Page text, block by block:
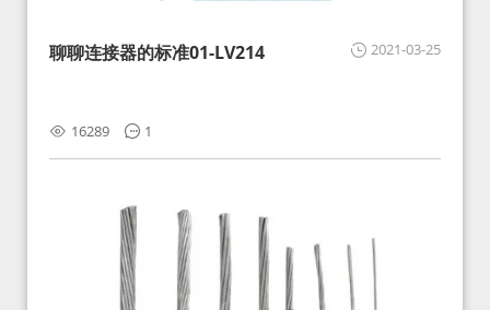
2021-03-25
聊聊连接器的标准01-LV214
16289 1